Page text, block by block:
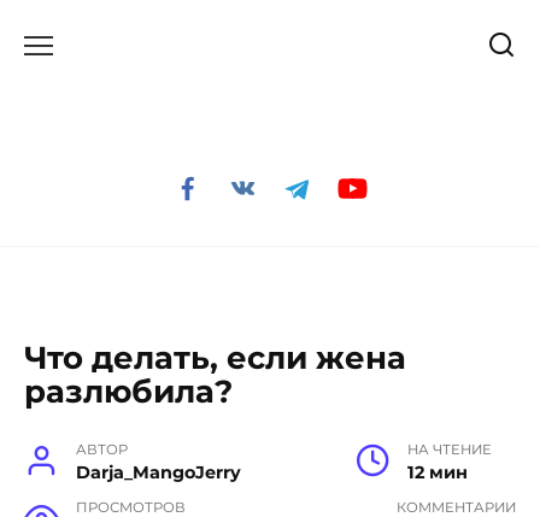
Что делать, если жена
разлюбила?
АВТОР
Darja_MangoJerry
НА ЧТЕНИЕ
12 мин
ПРОСМОТРОВ КОММЕНТАРИИ